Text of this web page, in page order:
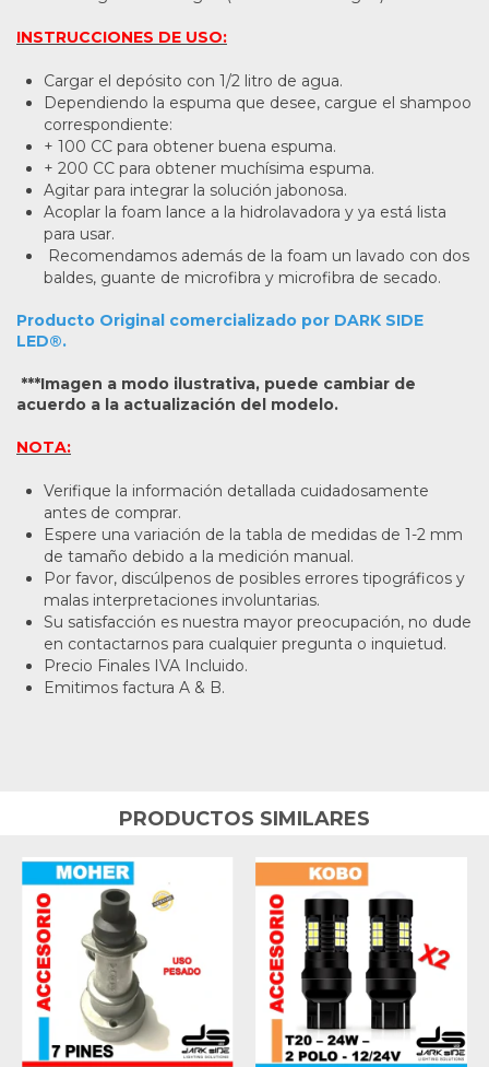
INSTRUCCIONES DE USO:
Cargar el depósito con 1/2 litro de agua.
Dependiendo la espuma que desee, cargue el shampoo
correspondiente:
+ 100 CC para obtener buena espuma.
+ 200 CC para obtener muchísima espuma.
Agitar para integrar la solución jabonosa.
Acoplar la foam lance a la hidrolavadora y ya está lista
para usar.
Recomendamos además de la foam un lavado con dos
baldes, guante de microfibra y microfibra de secado.
Producto Original comercializado por DARK SIDE
LED®.
***Imagen a modo ilustrativa, puede cambiar de
acuerdo a la actualización del modelo.
NOTA:
Verifique la información detallada cuidadosamente
antes de comprar.
Espere una variación de la tabla de medidas de 1-2 mm
de tamaño debido a la medición manual.
Por favor, discúlpenos de posibles errores tipográficos y
malas interpretaciones involuntarias.
Su satisfacción es nuestra mayor preocupación, no dude
en contactarnos para cualquier pregunta o inquietud.
Precio Finales IVA Incluido.
Emitimos factura A & B.
PRODUCTOS SIMILARES